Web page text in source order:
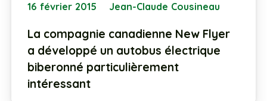
16 février 2015 Jean-Claude Cousineau
La compagnie canadienne New Flyer
a développé un autobus électrique
biberonné particulièrement
intéressant